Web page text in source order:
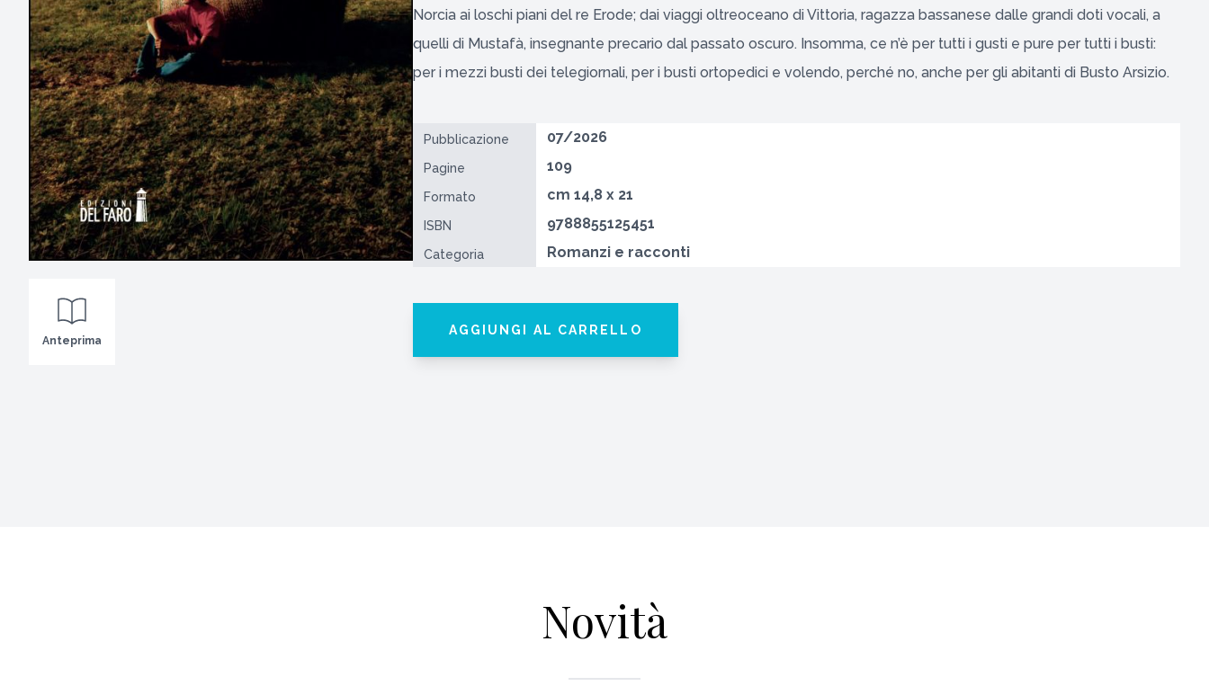
Anteprima
Norcia ai loschi piani del re Erode; dai viaggi oltreoceano di Vittoria, ragazza bassanese dalle grandi doti vocali, a
quelli di Mustafà, insegnante precario dal passato oscuro. Insomma, ce n’è per tutti i gusti e pure per tutti i busti:
per i mezzi busti dei telegiornali, per i busti ortopedici e volendo, perché no, anche per gli abitanti di Busto Arsizio.
Pubblicazione 07/2026
Pagine 109
Formato cm 14,8 x 21
ISBN 9788855125451
Categoria Romanzi e racconti
AGGIUNGI AL CARRELLO
Novità